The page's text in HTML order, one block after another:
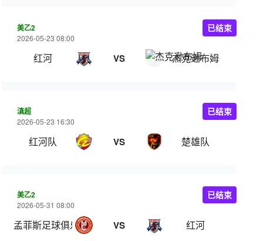
美乙2
2026-05-23 08:00
红河 VS 杰克逊布姆
已结束
滇超
2026-05-23 16:30
红河队 VS 楚雄队
已结束
美乙2
2026-05-31 08:00
孟菲斯足球俱乐部 VS 红河
已结束